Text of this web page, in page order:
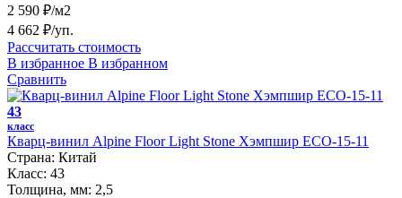
2 590 ₽/м2
4 662 ₽/уп.
Рассчитать стоимость
В избранное В избранном
Сравнить
43
класс
Кварц-винил Alpine Floor Light Stone Хэмпшир ECO-15-11
Страна: Китай
Класс: 43
Толщина, мм: 2,5